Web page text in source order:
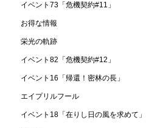
イベント73「危機契約#11」
お得な情報
栄光の軌跡
イベント82「危機契約#12」
イベント16「帰還！密林の長」
エイプリルフール
イベント18「在りし日の風を求めて」